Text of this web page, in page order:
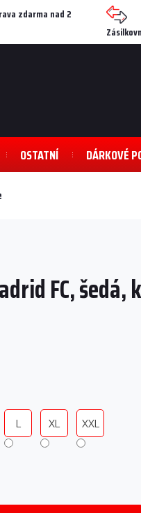
zdarma nad 2
OSTATNÍ DÁRKOVÉ
FC, šedá,
L XL XXL